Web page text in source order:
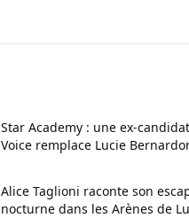
Star Academy : une ex-
Voice remplace Lucie
Alice Taglioni raconte son
nocturne dans les Arènes de